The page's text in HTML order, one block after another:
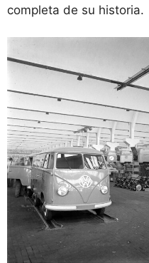
completa de su historia.